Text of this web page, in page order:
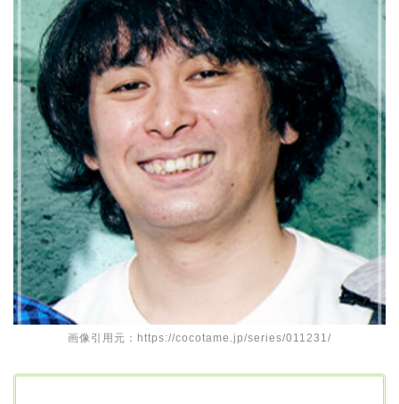
画像引用元：https://cocotame.jp/series/011231/